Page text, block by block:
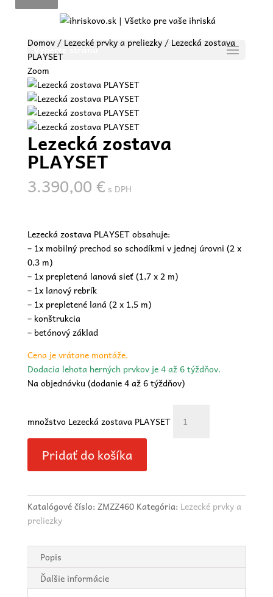
Vyberte stranu
Domov/ Lezecké prvky a preliezky/ Lezecká zostava
PLAYSET
Zoom
Lezecká zostava
PLAYSET
3.390,00€ s DPH
Lezecká zostava PLAYSET obsahuje:
– 1x mobilný prechod so schodíkmi v jednej úrovni (2 x
0,3 m)
– 1x prepletená lanová sieť (1,7 x 2 m)
– 1x lanový rebrík
– 1x prepletené laná (2 x 1,5 m)
– konštrukcia
– betónový základ
Cena je vrátane montáže.
Dodacia lehota herných prvkov je 4 až 6 týždňov.
Na objednávku (dodanie 4 až 6 týždňov)
množstvo Lezecká zostava PLAYSET
Pridať do košíka
Katalógové číslo: ZMZZ460 Kategória: Lezecké prvky a
preliezky
Popis
Ďalšie informácie